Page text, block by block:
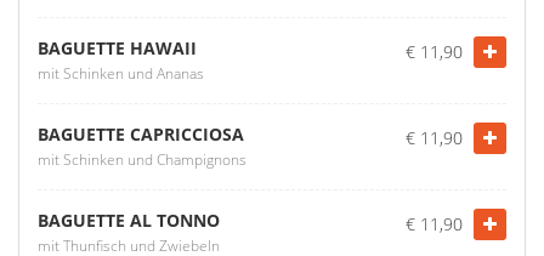
BAGUETTE HAWAII
mit Schinken und Ananas
€ 11,90
BAGUETTE CAPRICCIOSA
mit Schinken und Champignons
€ 11,90
BAGUETTE AL TONNO
mit Thunfisch und Zwiebeln
€ 11,90